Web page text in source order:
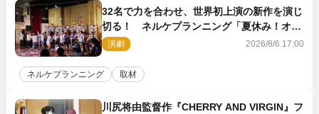
32名で力を合わせ、世界初上演の新作を演じ
切る！ ネルケプランニング「夏休み！オ
ン・ワークショップ2026」レポート【最終
日】
演劇 2026/8/6 17:00
ネルケプランニング 取材
川尻将由監督作『CHERRY AND VIRGIN』フ